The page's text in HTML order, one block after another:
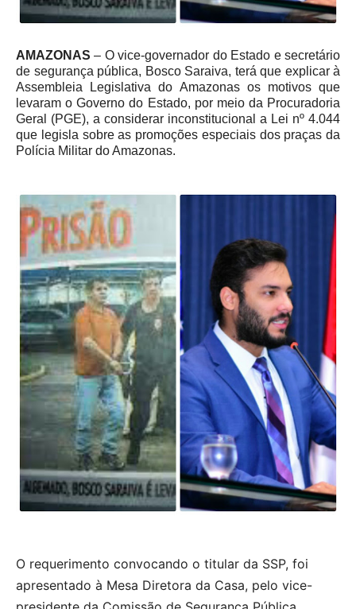
AMAZONAS – O vice-governador do Estado e secretário
de segurança pública, Bosco Saraiva, terá que explicar à
Assembleia Legislativa do Amazonas os motivos que
levaram o Governo do Estado, por meio da Procuradoria
Geral (PGE), a considerar inconstitucional a Lei nº 4.044
que legisla sobre as promoções especiais dos praças da
Polícia Militar do Amazonas.
O requerimento convocando o titular da SSP, foi
apresentado à Mesa Diretora da Casa, pelo vice-